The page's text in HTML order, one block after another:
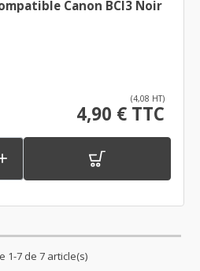
Canon BCI3 Noir
(4,08 HT)
4,90 € TTC
1-7 de 7 article(s)